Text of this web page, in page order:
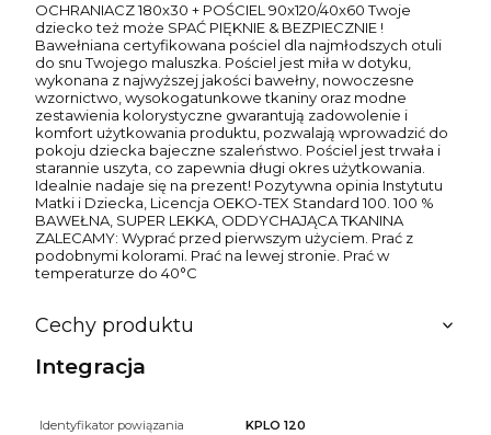
OCHRANIACZ 180x30 + POŚCIEL 90x120/40x60 Twoje
dziecko też może SPAĆ PIĘKNIE & BEZPIECZNIE !
Bawełniana certyfikowana pościel dla najmłodszych otuli
do snu Twojego maluszka. Pościel jest miła w dotyku,
wykonana z najwyższej jakości bawełny, nowoczesne
wzornictwo, wysokogatunkowe tkaniny oraz modne
zestawienia kolorystyczne gwarantują zadowolenie i
komfort użytkowania produktu, pozwalają wprowadzić do
pokoju dziecka bajeczne szaleństwo. Pościel jest trwała i
starannie uszyta, co zapewnia długi okres użytkowania.
Idealnie nadaje się na prezent! Pozytywna opinia Instytutu
Matki i Dziecka, Licencja OEKO-TEX Standard 100. 100 %
BAWEŁNA, SUPER LEKKA, ODDYCHAJĄCA TKANINA
ZALECAMY: Wyprać przed pierwszym użyciem. Prać z
podobnymi kolorami. Prać na lewej stronie. Prać w
temperaturze do 40°C
Cechy produktu
Integracja
Identyfikator powiązania KPLO 120